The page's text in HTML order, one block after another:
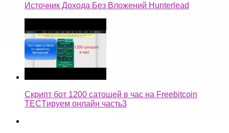
Источник Дохода Без Вложений Hunterlead
Скрипт бот 1200 сатошей в час на Freebitcoin
TECTируем онлайн часть3